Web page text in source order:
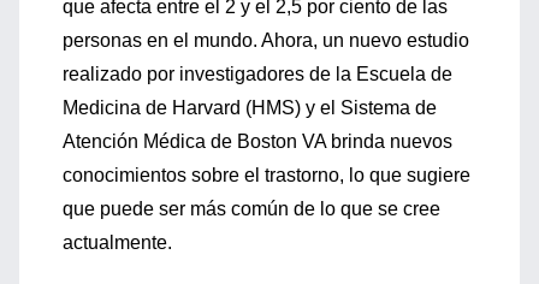
que afecta entre el 2 y el 2,5 por ciento de las
personas en el mundo. Ahora, un nuevo estudio
realizado por investigadores de la Escuela de
Medicina de Harvard (HMS) y el Sistema de
Atención Médica de Boston VA brinda nuevos
conocimientos sobre el trastorno, lo que sugiere
que puede ser más común de lo que se cree
actualmente.